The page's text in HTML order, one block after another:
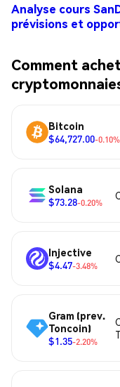
Analyse cours
prévisions et
Comment
Bitcoin
$64,727.00-0.10%
Solana
$73.28-0.20%
Injective
$4.47-3.48%
Gram (prev.
Toncoin)
$1.35-2.20%